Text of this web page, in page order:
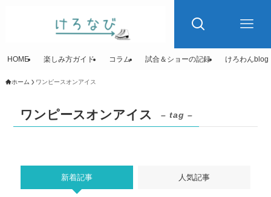
HOME 楽しみ方ガイド コラム 試合＆ショーの記録 けろわんblog
ホーム ワンピースオンアイス
ワンピースオンアイス – tag –
新着記事 人気記事